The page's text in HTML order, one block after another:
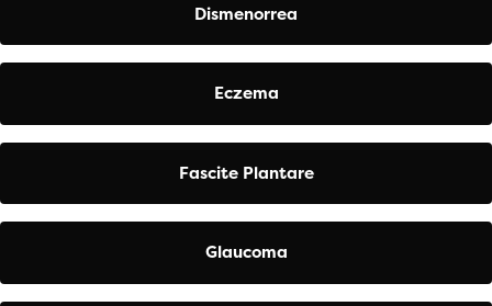
Dismenorrea
Eczema
Fascite Plantare
Glaucoma